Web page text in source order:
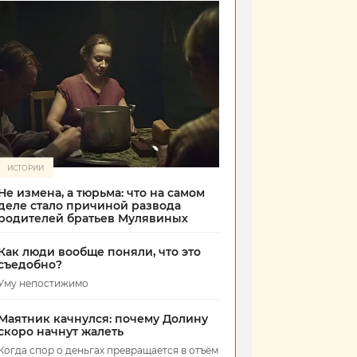
ИСТОРИИ
измена, а тюрьма: что на самом
стало причиной развода
братьев Мулявиных
люди вообще поняли, что это
непостижимо
качнулся: почему Долину
начнут жалеть
спор о деньгах превращается в отъём